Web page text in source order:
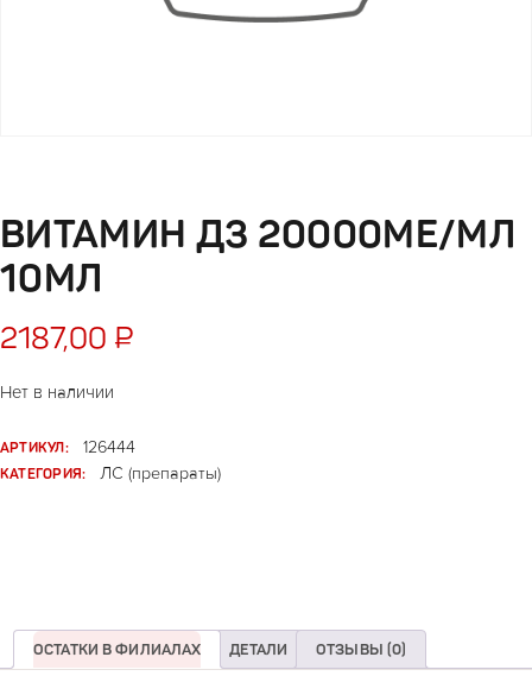
ВИТАМИН Д3 20000МЕ/МЛ
10МЛ
2187,00 ₽
Нет в наличии
АРТИКУЛ:
126444
КАТЕГОРИЯ:
ЛС (препараты)
ОСТАТКИ В ФИЛИАЛАХ ДЕТАЛИ ОТЗЫВЫ (0)